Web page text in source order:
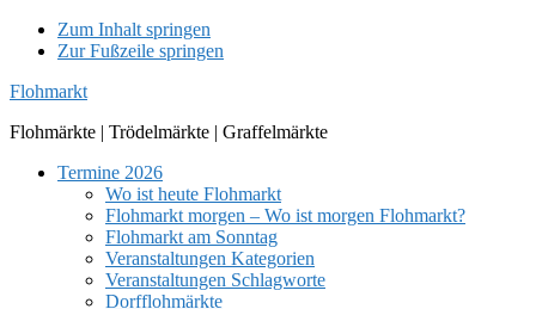
Zum Inhalt springen
Zur Fußzeile springen
Flohmarkt
Flohmärkte | Trödelmärkte | Graffelmärkte
Termine 2026
Wo ist heute Flohmarkt
Flohmarkt morgen – Wo ist morgen Flohmarkt?
Flohmarkt am Sonntag
Veranstaltungen Kategorien
Veranstaltungen Schlagworte
Dorfflohmärkte